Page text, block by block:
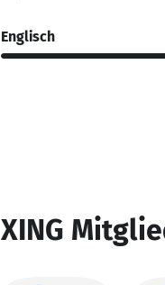
Englisch
XING